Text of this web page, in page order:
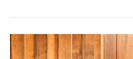
Lista
IPTV: